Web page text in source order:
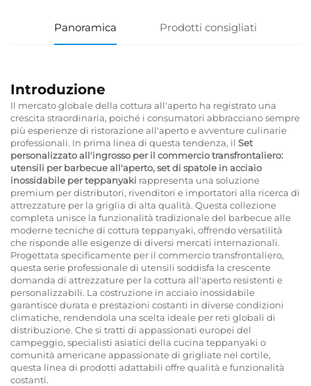
Panoramica Prodotti consigliati
Introduzione
Il mercato globale della cottura all'aperto ha registrato una
crescita straordinaria, poiché i consumatori abbracciano sempre
più esperienze di ristorazione all'aperto e avventure culinarie
professionali. In prima linea di questa tendenza, il Set
personalizzato all'ingrosso per il commercio transfrontaliero:
utensili per barbecue all'aperto, set di spatole in acciaio
inossidabile per teppanyaki rappresenta una soluzione
premium per distributori, rivenditori e importatori alla ricerca di
attrezzature per la griglia di alta qualità. Questa collezione
completa unisce la funzionalità tradizionale del barbecue alle
moderne tecniche di cottura teppanyaki, offrendo versatilità
che risponde alle esigenze di diversi mercati internazionali.
Progettata specificamente per il commercio transfrontaliero,
questa serie professionale di utensili soddisfa la crescente
domanda di attrezzature per la cottura all'aperto resistenti e
personalizzabili. La costruzione in acciaio inossidabile
garantisce durata e prestazioni costanti in diverse condizioni
climatiche, rendendola una scelta ideale per reti globali di
distribuzione. Che si tratti di appassionati europei del
campeggio, specialisti asiatici della cucina teppanyaki o
comunità americane appassionate di grigliate nel cortile,
questa linea di prodotti adattabili offre qualità e funzionalità
costanti.